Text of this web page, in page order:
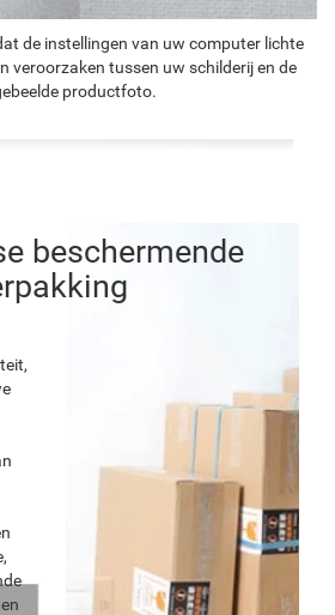
de instellingen van uw computer lichte
veroorzaken tussen uw schilderij en de
productfoto.
beschermende